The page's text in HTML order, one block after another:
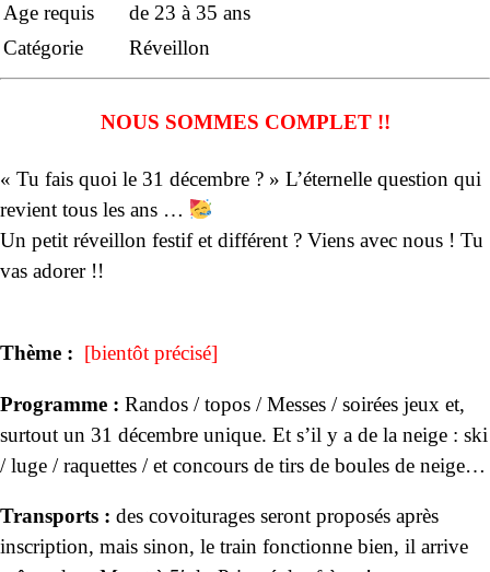
Age requis
de 23 à 35 ans
Catégorie
Réveillon
NOUS SOMMES COMPLET !!
« Tu fais quoi le 31 décembre ? » L’éternelle question qui
revient tous les ans …
Un petit réveillon festif et différent ? Viens avec nous ! Tu
vas adorer !!
Thème : [bientôt précisé]
Programme : Randos / topos / Messes / soirées jeux et,
surtout un 31 décembre unique. Et s’il y a de la neige : ski
/ luge / raquettes / et concours de tirs de boules de neige…
Transports : des covoiturages seront proposés après
inscription, mais sinon, le train fonctionne bien, il arrive